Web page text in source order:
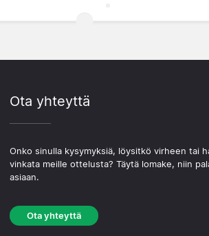
Ota yhteyttä
Onko sinulla kysymyksiä, löysitkö virheen tai
vinkata meille ottelusta? Täytä lomake, niin
asiaan.
Ota yhteyttä